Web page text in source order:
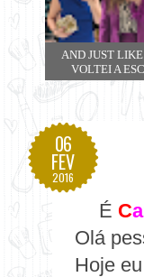
AND JUST
VOLTEI A
06
FEV
2016
É Ca
Olá
Hoje